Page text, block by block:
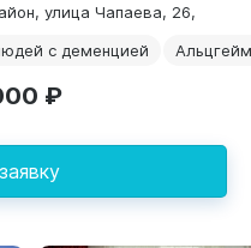
улица Чапаева, 26,
с деменцией
₽